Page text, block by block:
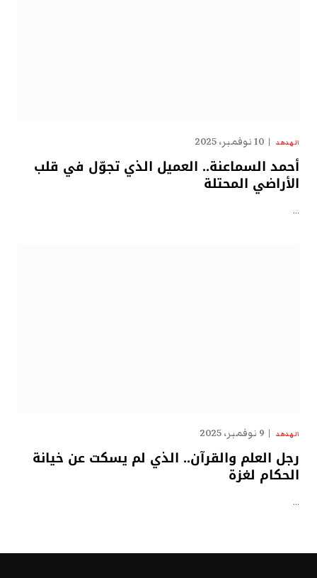
الهدهد 10 نوفمبر، 2025
أحمد السماعنة.. العميل الذي تجوّل في قلب
الأراضي المحتلة
…
الهدهد 9 نوفمبر، 2025
رجل العلم والقرآن.. الذي لم يسكت عن خيانة
الحكام لغزة
…